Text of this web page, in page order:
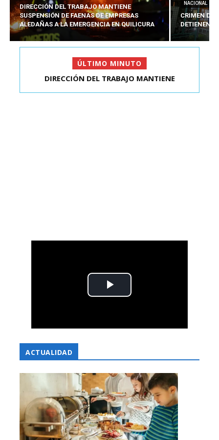
DIRECCIÓN DEL TRABAJO MANTIENE
SUSPENSIÓN DE FAENAS DE EMPRESAS
ALEDAÑAS A LA EMERGENCIA EN QUILICURA
NACIONAL
CRIMEN DE
DETIENEN
ÚLTIMO MINUTO
DIRECCIÓN DEL TRABAJO MANTIENE
ACTUALIDAD